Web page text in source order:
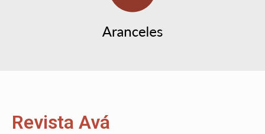
Revista Avá